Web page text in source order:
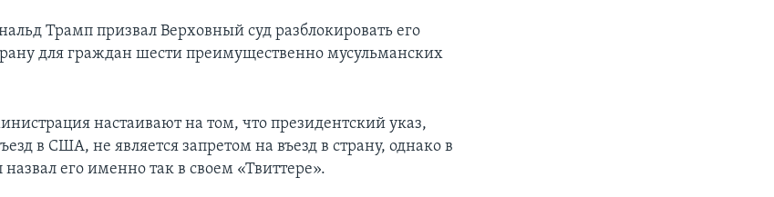
Трамп призвал Верховный суд разблокировать его
для граждан шести преимущественно мусульманских
настаивают на том, что президентский указ,
в США, не является запретом на въезд в страну, однако в
его именно так в своем «Твиттере».